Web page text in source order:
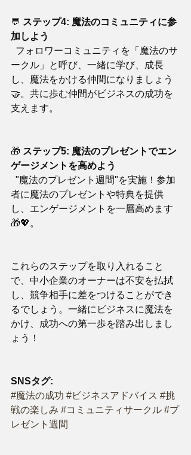
💬 ステップ4: 魔法のコミュニティに参
加しよう
ークル」と呼び、一緒に学び、成長
し、魔法をかける仲間になりましょう
🤝。共に歩む仲間がビジネスの成功を
支えます。
🎁 ステップ5: 魔法のプレゼントでエン
ゲージメントを高めよう
者に魔法のプレゼントや特典を提供
し、エンゲージメントを一層高めます
🎁💖。
これらのステップを取り入れること
で、中小企業のオーナーは不安を払拭
し、競争相手に差をつけることができ
るでしょう。一緒にビジネスに魔法を
かけ、成功への第一歩を踏み出しまし
ょう！
SNSタグ:
#魔法の成功 #ビジネスアドバイス #挑
戦の楽しみ #コミュニティサークル #プ
レゼント週間